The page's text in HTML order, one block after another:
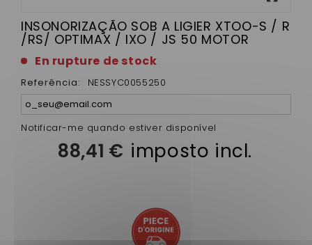
INSONORIZAÇÃO SOB A LIGIER XTOO-S / R
/RS/ OPTIMAX / IXO / JS 50 MOTOR
En rupture de stock
Referência: NESSYC0055250
Notificar-me quando estiver disponível
88,41 € imposto incl.